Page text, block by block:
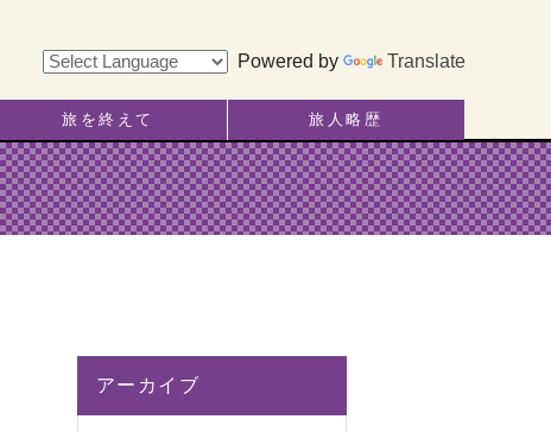
Powered by Translate
旅を終えて 旅人略歴
アーカイブ